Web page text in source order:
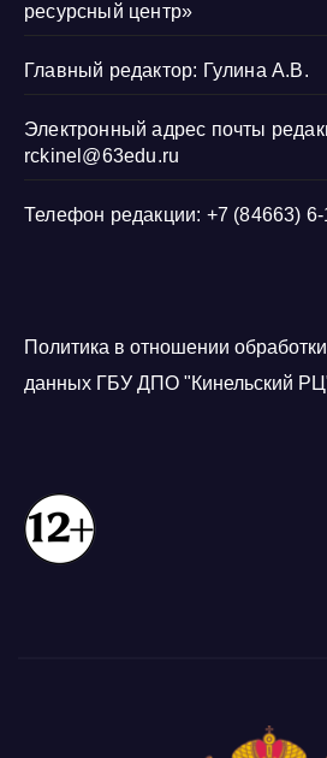
ресурсный центр»
Главный редактор: Гулина А.В.
Электронный адрес почты
rckinel@63edu.ru
Телефон редакции: +7 (84663)
Политика в отношении
данных ГБУ ДПО "Кинельский